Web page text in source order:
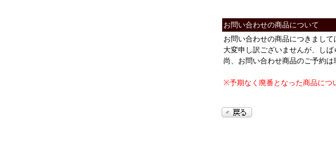
お問い合わせの商品について
お問い合わせの商品につきまし
大変申し訳ございませんが、しば
尚、お問い合わせ商品のご予約は
※予期なく廃番となった商品につ